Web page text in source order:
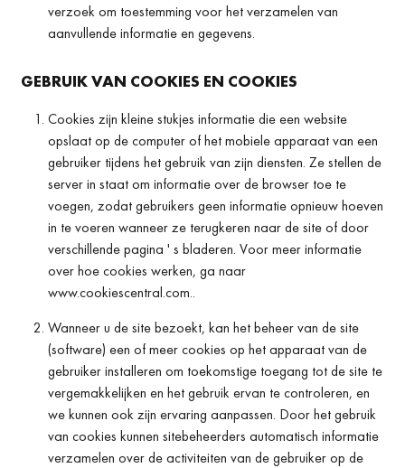
verzoek om toestemming voor het verzamelen van
aanvullende informatie en gegevens.
GEBRUIK VAN COOKIES EN COOKIES
Cookies zijn kleine stukjes informatie die een website
opslaat op de computer of het mobiele apparaat van een
gebruiker tijdens het gebruik van zijn diensten. Ze stellen de
server in staat om informatie over de browser toe te
voegen, zodat gebruikers geen informatie opnieuw hoeven
in te voeren wanneer ze terugkeren naar de site of door
verschillende pagina ' s bladeren. Voor meer informatie
over hoe cookies werken, ga naar
www.cookiescentral.com..
Wanneer u de site bezoekt, kan het beheer van de site
(software) een of meer cookies op het apparaat van de
gebruiker installeren om toekomstige toegang tot de site te
vergemakkelijken en het gebruik ervan te controleren, en
we kunnen ook zijn ervaring aanpassen. Door het gebruik
van cookies kunnen sitebeheerders automatisch informatie
verzamelen over de activiteiten van de gebruiker op de